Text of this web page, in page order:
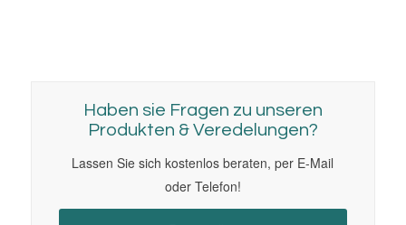
Sie erreichen uns unter
09833 / 5088